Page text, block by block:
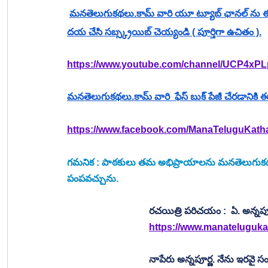
మనతెలుగుకథలు.కామ్ వారి యూ ట్యూబ్ ఛానల్ ను ఈ
దయ చేసి సబ్స్క్రయిబ్ చెయ్యండి ( పూర్తిగా ఉచితం ).
https://www.youtube.com/channel/
మనతెలుగుకథలు.కామ్ వారి  ఫేస్ బుక్ పేజీ చేరడానికి
https://www.facebook.com/
గమనిక : పాఠకులు తమ అభిప్రాయాలను
పంపవచ్చును.
రచయిత్రి పరిచయం :  ఏ.
https://
నాపేరు అన్నపూర్ణ. నేను ఇరవై